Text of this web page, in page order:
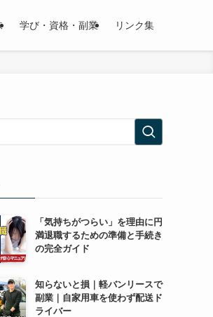
学び・資格・副業 リンク集
「気持ちがつらい」を理由に円
満退職するための準備と手続き
の完全ガイド
知らないと損｜軽バンリースで
副業｜自家用車を使わず配送ド
ライバー